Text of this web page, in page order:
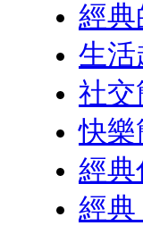
經典
生活
社交
快樂
經典
經典